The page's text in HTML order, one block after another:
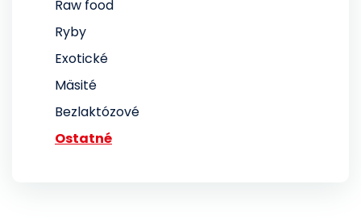
Raw food
Ryby
Exotické
Mäsité
Bezlaktózové
Ostatné